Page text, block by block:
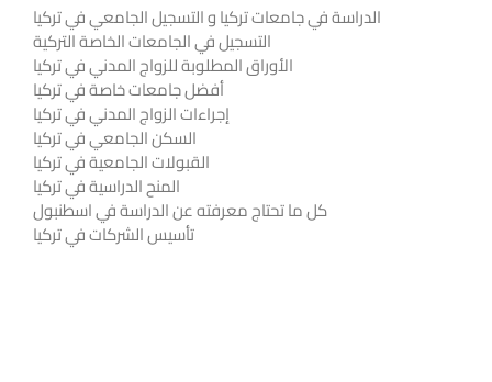
الدراسة في جامعات تركيا و التسجيل الجامعي في تركيا
التسجيل في الجامعات الخاصة التركية
الأوراق المطلوبة للزواج المدني في تركيا
أفضل جامعات خاصة في تركيا
إجراءات الزواج المدني في تركيا
السكن الجامعي في تركيا
القبولات الجامعية في تركيا
المنح الدراسية في تركيا
كل ما تحتاج معرفته عن الدراسة في اسطنبول
تأسيس الشركات في تركيا